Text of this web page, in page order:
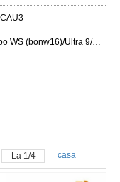
FSP System76 Bonobo WS (bonw16)/Ultra 9/RTX5090
La 2/4 casa